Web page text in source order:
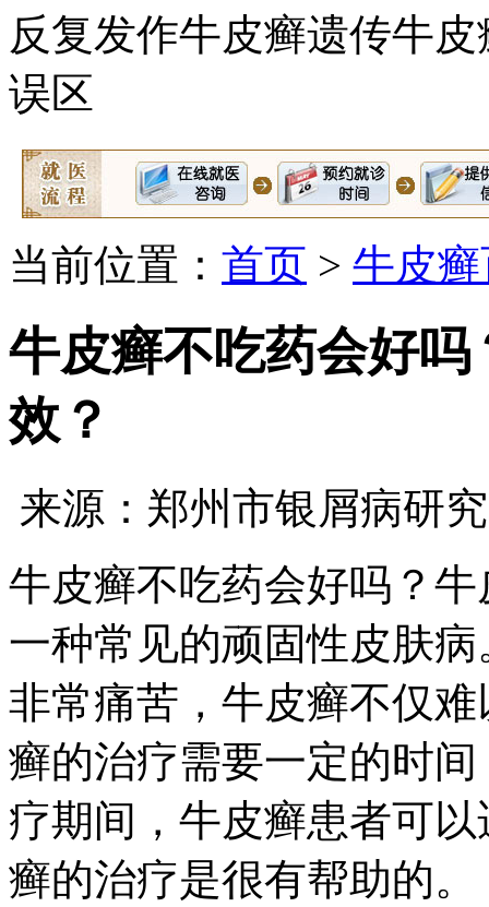
反复发作牛皮癣遗传牛皮
误区
当前位置： 首页 > 牛皮
牛皮癣不吃药会好
效？
来源：郑州市银屑病研
牛皮癣不吃药会好吗？
一种常见的顽固性皮肤
非常痛苦，牛皮癣不仅
癣的治疗需要一定的时
疗期间，牛皮癣患者可
癣的治疗是很有帮助的。